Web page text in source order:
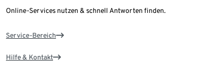
Online-Services nutzen & schnell Antworten finden.
Service-Bereich
Hilfe & Kontakt